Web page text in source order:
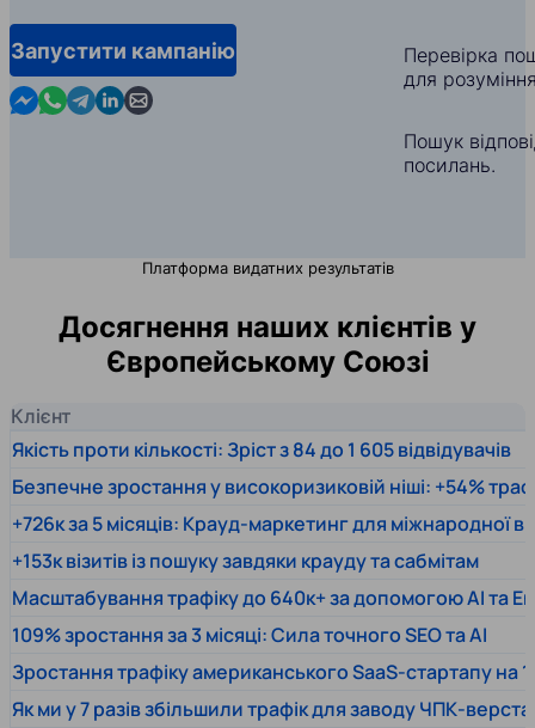
Запустити кампанію
Contact us in Messenger
Contact us in WhatsApp
Contact us in Telegram
Contact us in Linkedin
Contact us by email
Перевірка
для
Пошук
посилань.
Платформа видатних результатів
Досягнення наших клієнтів у
Європейському Союзі
Клієнт
Якість проти кількості: Зріст з 84 до 1 605 відвідувачів
Безпечне зростання у високоризиковій ніші: +54%
+726к за 5 місяців: Крауд-маркетинг для міжнародної
+153к візитів із пошуку завдяки крауду та сабмітам
Масштабування трафіку до 640к+ за допомогою AI та
109% зростання за 3 місяці: Сила точного SEO та AI
Зростання трафіку американського SaaS-стартапу на
Як ми у 7 разів збільшили трафік для заводу ЧПК-